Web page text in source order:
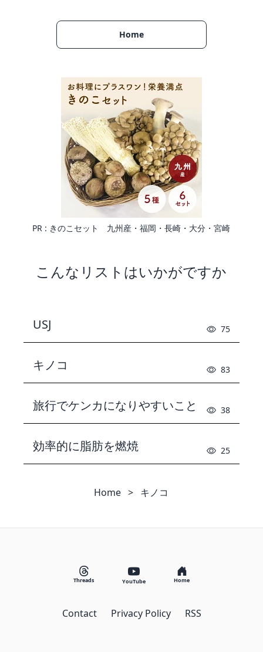
Home
PR : きのこセット 九州産・福岡・長崎・大分・宮崎
こんなリストはいかがですか
USJ 75
キノコ 83
旅行でケンカになりやすいこと 38
効率的に脂肪を燃焼 25
Home > キノコ
Threads YouTube Home
Contact Privacy Policy RSS